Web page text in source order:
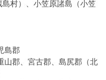
村）、小笠原諸島（小笠
島郡
山郡、宮古郡、島尻郡（北